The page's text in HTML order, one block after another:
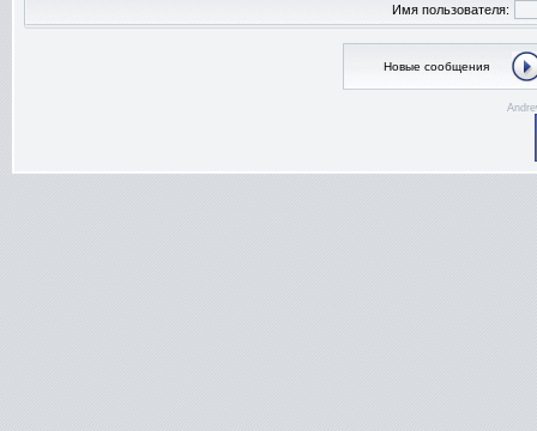
Имя пользователя:
Новые сообщения